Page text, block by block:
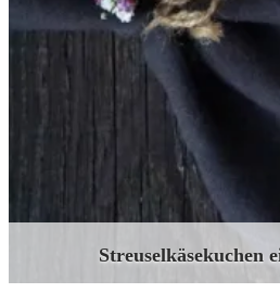
Streuselkäsekuchen